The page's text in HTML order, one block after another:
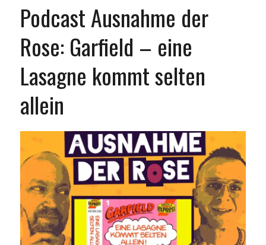
Podcast Ausnahme der
Rose: Garfield – eine
Lasagne kommt selten
allein